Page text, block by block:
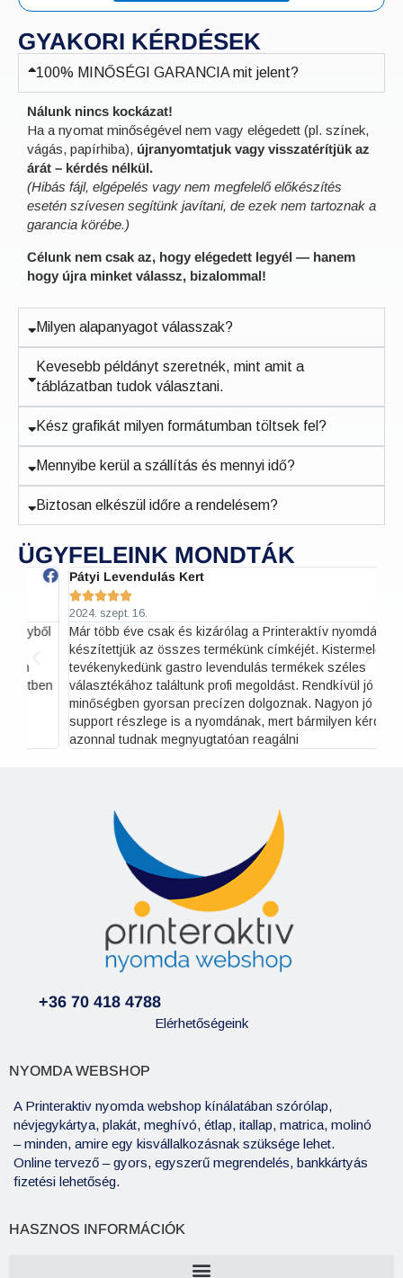
GYAKORI KÉRDÉSEK
100% MINŐSÉGI GARANCIA mit jelent?
Nálunk nincs kockázat!
Ha a nyomat minőségével nem vagy elégedett (pl. színek,
vágás, papírhiba), újranyomtatjuk vagy visszatérítjük az
árát – kérdés nélkül.
(Hibás fájl, elgépelés vagy nem megfelelő előkészítés
esetén szívesen segítünk javítani, de ezek nem tartoznak a
garancia körébe.)
Célunk nem csak az, hogy elégedett legyél — hanem
hogy újra minket válassz, bizalommal!
Milyen alapanyagot válasszak?
Kevesebb példányt szeretnék, mint amit a
táblázatban tudok választani.
Kész grafikát milyen formátumban töltsek fel?
Mennyibe kerül a szállítás és mennyi idő?
Biztosan elkészül időre a rendelésem?
ÜGYFELEINK MONDTÁK
Pátyi Levendulás Kert

2024. szept. 16.
Már több éve csak és kizárólag a Printeraktív nyomdával
készítettjük az összes termékünk címkéjét. Kistermelőként
tevékenykedünk gastro levendulás termékek széles
választékához találtunk profi megoldást. Rendkívül jó
minőségben gyorsan precízen dolgoznak. Nagyon jó a
support részlege is a nyomdának, mert bármilyen kérdésre
azonnal tudnak megnyugtatóan reagálni
+36 70 418 4788
Elérhetőségeink
NYOMDA WEBSHOP
A Printeraktiv nyomda webshop kínálatában szórólap,
névjegykártya, plakát, meghívó, étlap, itallap, matrica, molinó
– minden, amire egy kisvállalkozásnak szüksége lehet.
Online tervező – gyors, egyszerű megrendelés, bankkártyás
fizetési lehetőség.
HASZNOS INFORMÁCIÓK